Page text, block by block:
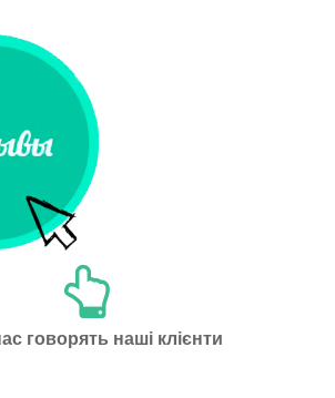
говорять наші клієнти